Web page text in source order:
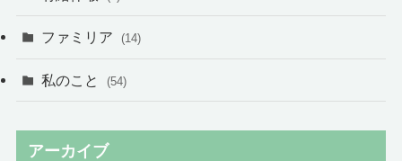
ファミリア (14)
私のこと (54)
アーカイブ